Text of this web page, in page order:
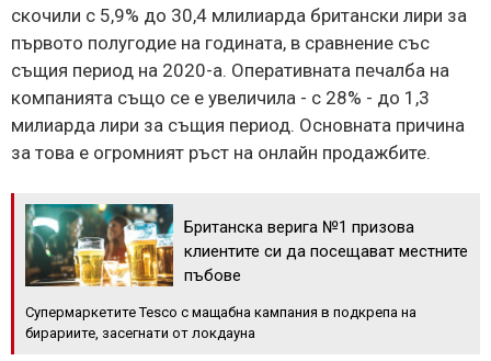
скочили с 5,9% до 30,4 млилиарда британски лири за
първото полугодие на годината, в сравнение със
същия период на 2020-а. Оперативната печалба на
компанията също се е увеличила - с 28% - до 1,3
милиарда лири за същия период. Основната причина
за това е огромният ръст на онлайн продажбите.
Британска верига №1 призова
клиентите си да посещават местните
пъбове
Супермаркетите Tesco с мащабна кампания в подкрепа на
бирариите, засегнати от локдауна